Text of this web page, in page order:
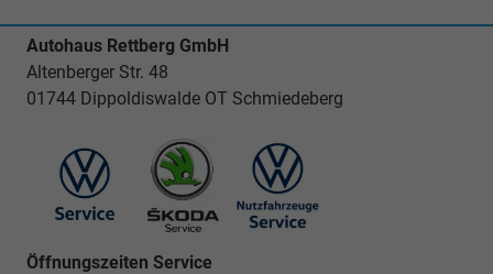
Autohaus Rettberg GmbH
Altenberger Str. 48
01744 Dippoldiswalde OT Schmiedeberg
Öffnungszeiten Service